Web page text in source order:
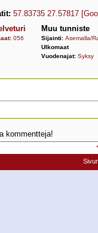
57.83735 27.57817
: 056
Muu tunniste
Sijainti: Asemalla/
Ulkomaat
Vuodenajat: Syksy
kommentteja!